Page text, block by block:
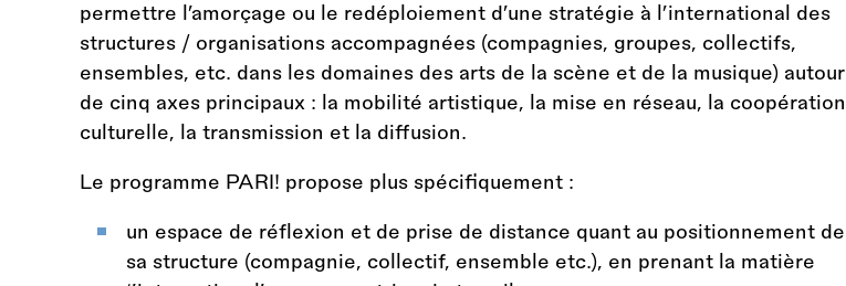
permettre l’amorçage ou le redéploiement d’une stratégie à l’international des
structures / organisations accompagnées (compagnies, groupes, collectifs,
ensembles, etc. dans les domaines des arts de la scène et de la musique) autour
de cinq axes principaux : la mobilité artistique, la mise en réseau, la coopération
culturelle, la transmission et la diffusion.
Le programme PARI! propose plus spécifiquement :
un espace de réflexion et de prise de distance quant au positionnement de
sa structure (compagnie, collectif, ensemble etc.), en prenant la matière